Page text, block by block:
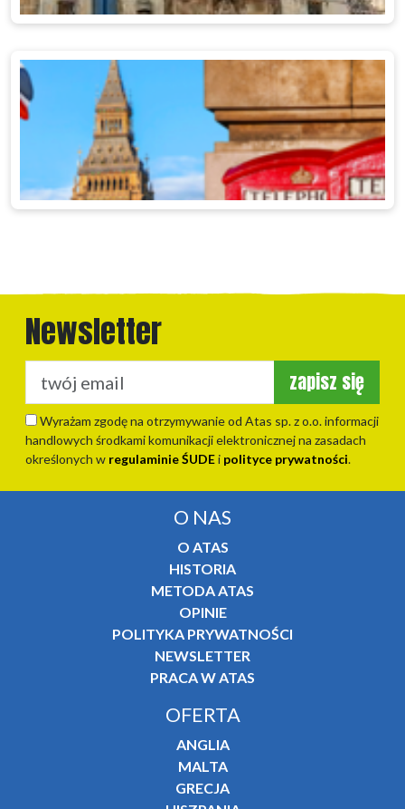
Newsletter
zapisz się
Wyrażam zgodę na otrzymywanie od Atas sp. z o.o. informacji
handlowych środkami komunikacji elektronicznej na zasadach
określonych w regulaminie ŚUDEi polityce prywatności.
O NAS
O ATAS
HISTORIA
METODA ATAS
OPINIE
POLITYKA PRYWATNOŚCI
NEWSLETTER
PRACA W ATAS
OFERTA
ANGLIA
MALTA
GRECJA